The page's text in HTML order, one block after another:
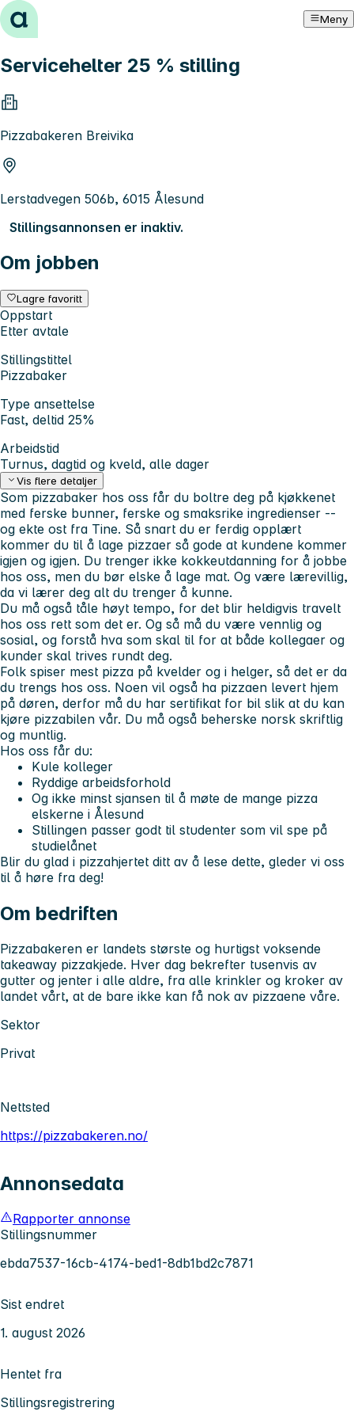
Hopp til innhold Meny
Servicehelter 25 % stilling
Pizzabakeren Breivika
Lerstadvegen 506b, 6015 Ålesund
Stillingsannonsen er inaktiv.
Om jobben
Lagre favoritt
Oppstart
Etter avtale
Stillingstittel
Pizzabaker
Type ansettelse
Fast, deltid 25%
Arbeidstid
Turnus, dagtid og kveld, alle dager
Vis flere detaljer
Som pizzabaker hos oss får du boltre deg på kjøkkenet
med ferske bunner, ferske og smaksrike ingredienser --
og ekte ost fra Tine. Så snart du er ferdig opplært
kommer du til å lage pizzaer så gode at kundene kommer
igjen og igjen. Du trenger ikke kokkeutdanning for å jobbe
hos oss, men du bør elske å lage mat. Og være lærevillig,
da vi lærer deg alt du trenger å kunne.
Du må også tåle høyt tempo, for det blir heldigvis travelt
hos oss rett som det er. Og så må du være vennlig og
sosial, og forstå hva som skal til for at både kollegaer og
kunder skal trives rundt deg.
Folk spiser mest pizza på kvelder og i helger, så det er da
du trengs hos oss. Noen vil også ha pizzaen levert hjem
på døren, derfor må du har sertifikat for bil slik at du kan
kjøre pizzabilen vår. Du må også beherske norsk skriftlig
og muntlig.
Hos oss får du:
Kule kolleger
Ryddige arbeidsforhold
Og ikke minst sjansen til å møte de mange pizza
elskerne i Ålesund
Stillingen passer godt til studenter som vil spe på
studielånet
Blir du glad i pizzahjertet ditt av å lese dette, gleder vi oss
til å høre fra deg!
Om bedriften
Pizzabakeren er landets største og hurtigst voksende
takeaway pizzakjede. Hver dag bekrefter tusenvis av
gutter og jenter i alle aldre, fra alle krinkler og kroker av
landet vårt, at de bare ikke kan få nok av pizzaene våre.
Sektor
Privat
Nettsted
https://pizzabakeren.no/
Annonsedata
Rapporter annonse
Stillingsnummer
ebda7537-16cb-4174-bed1-8db1bd2c7871
Sist endret
1. august 2026
Hentet fra
Stillingsregistrering